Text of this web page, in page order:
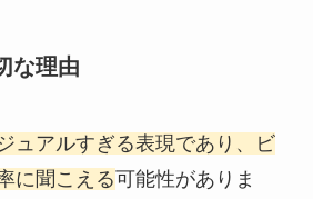
な理由
ュアルすぎる表現であり、ビ
に聞こえる可能性がありま